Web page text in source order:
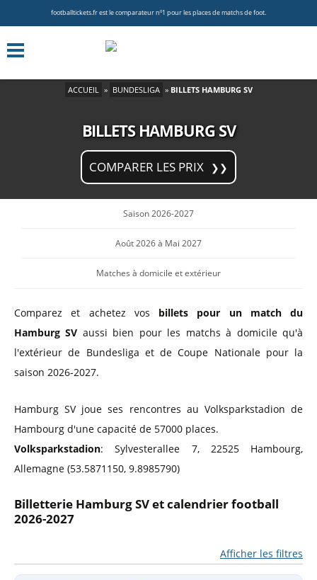
footballtickets.fr est le comparateur nº1 pour les places de matchs de foot.
ACCUEIL » BUNDESLIGA » BILLETS HAMBURG SV
BILLETS HAMBURG SV
COMPARER LES PRIX
Saison 2026-2027
Août 2026 à Mai 2027
Matches à domicile et extérieur
Comparez et achetez vos billets pour un match du
Hamburg SV aussi bien pour les matchs à domicile qu'à
l'extérieur de Bundesliga et de Coupe Nationale pour la
saison 2026-2027.
Hamburg SV joue ses rencontres au Volksparkstadion de
Hambourg d'une capacité de 57000 places.
Volksparkstadion: Sylvesterallee 7, 22525 Hambourg,
Allemagne (53.5871150, 9.8985790)
Billetterie Hamburg SV et calendrier football
2026-2027
Afficher les filtres